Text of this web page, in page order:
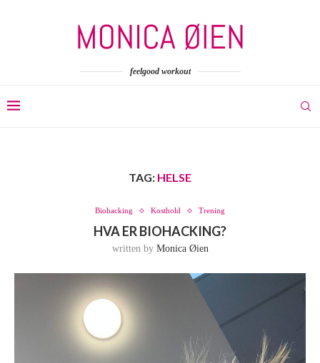
feelgood workout
TAG: HELSE
Biohacking Kosthold Trening
HVA ER BIOHACKING?
written by Monica Øien